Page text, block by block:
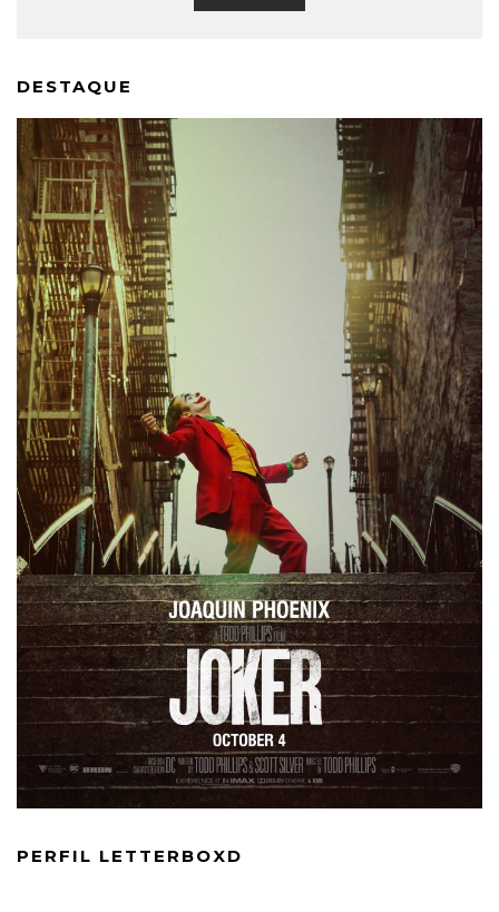
DESTAQUE
PERFIL LETTERBOXD